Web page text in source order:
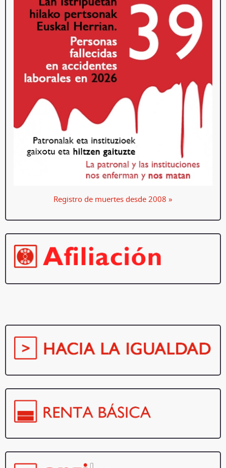
Registro de muertes desde 2008 »